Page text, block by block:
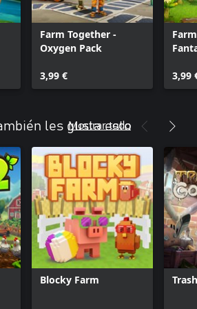
Farm Together -
Oxygen Pack
3,99 € 3,99
les gusta esto
Mostrar todo
Blocky Farm